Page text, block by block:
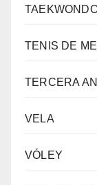
TENIS DE
TERCERA
VELA
VÓLEY